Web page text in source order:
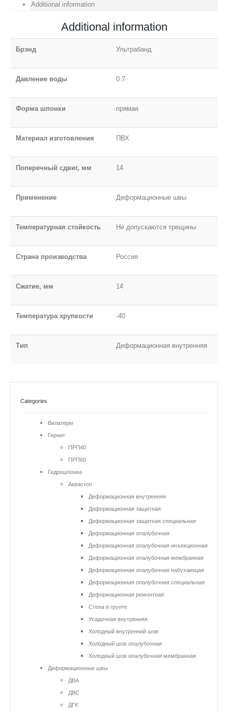
Additional information
Additional information
Брэнд Ультрабанд
Давление воды 0.7
Форма шпонки прямая
Материал изготовления ПВХ
Поперечный сдвиг, мм 14
Применение Деформационные швы
Температурная стойкость Не допускаются трещины
Страна производства Россия
Сжатие, мм 14
Температура хрупкости -40
Тип Деформационная внутренняя
Categories
Вилатерм
Гернит
ПРП40
ПРП60
Гидрошпонка
Аквастоп
Деформационная внутренняя
Деформационная защитная
Деформационная защитная специальная
Деформационная опалубочная
Деформационная опалубочная инъекционная
Деформационная опалубочная мембранная
Деформационная опалубочная набухающая
Деформационная опалубочная специальная
Деформационная ремонтная
Стена в грунте
Усадочная внутренняя
Холодный внутренний шов
Холодный шов опалубочная
Холодный шов опалубочная мембранная
Деформационные швы
ДВА
ДВС
ДГК